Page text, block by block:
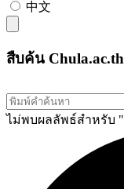
中文
สืบค้น Chula.ac.th
ไม่พบผลลัพธ์สำหรับ "